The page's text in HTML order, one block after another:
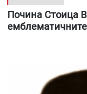
Почина Стоица